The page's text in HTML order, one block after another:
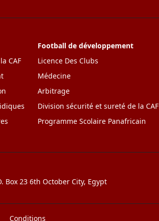
CAF
Football de développement
Licence Des Clubs
Médecine
Arbitrage
Division sécurité et sureté de la CAF
Programme Scolaire Panafricain
Box 23 6th October City, Egypt
Conditions